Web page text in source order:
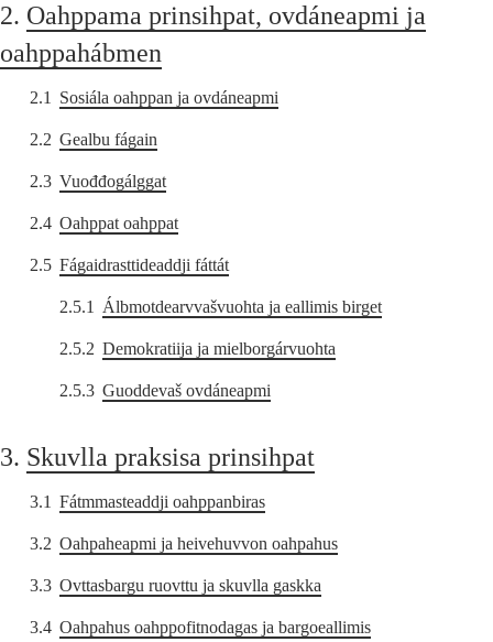
2. Oahppama prinsihpat, ovdáneapmi ja
oahppahábmen
2.1 Sosiála oahppan ja ovdáneapmi
2.2 Gealbu fágain
2.3 Vuođđogálggat
2.4 Oahppat oahppat
2.5 Fágaidrasttideaddji fáttát
2.5.1 Álbmotdearvvašvuohta ja eallimis birget
2.5.2 Demokratiija ja mielborgárvuohta
2.5.3 Guoddevaš ovdáneapmi
3. Skuvlla praksisa prinsihpat
3.1 Fátmmasteaddji oahppanbiras
3.2 Oahpaheapmi ja heivehuvvon oahpahus
3.3 Ovttasbargu ruovttu ja skuvlla gaskka
3.4 Oahpahus oahppofitnodagas ja bargoeallimis